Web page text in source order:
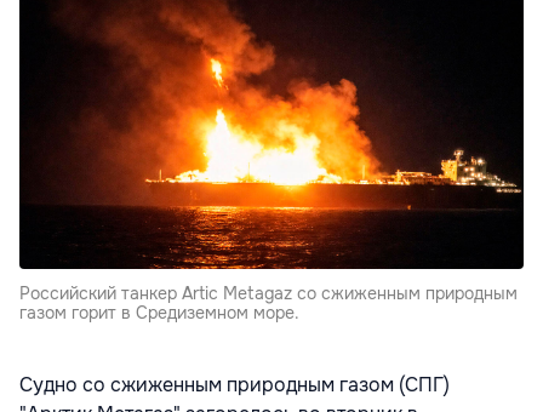
Российский танкер Artic Metagaz со сжиженным природным
газом горит в Средиземном море.
Судно со сжиженным природным газом (СПГ)